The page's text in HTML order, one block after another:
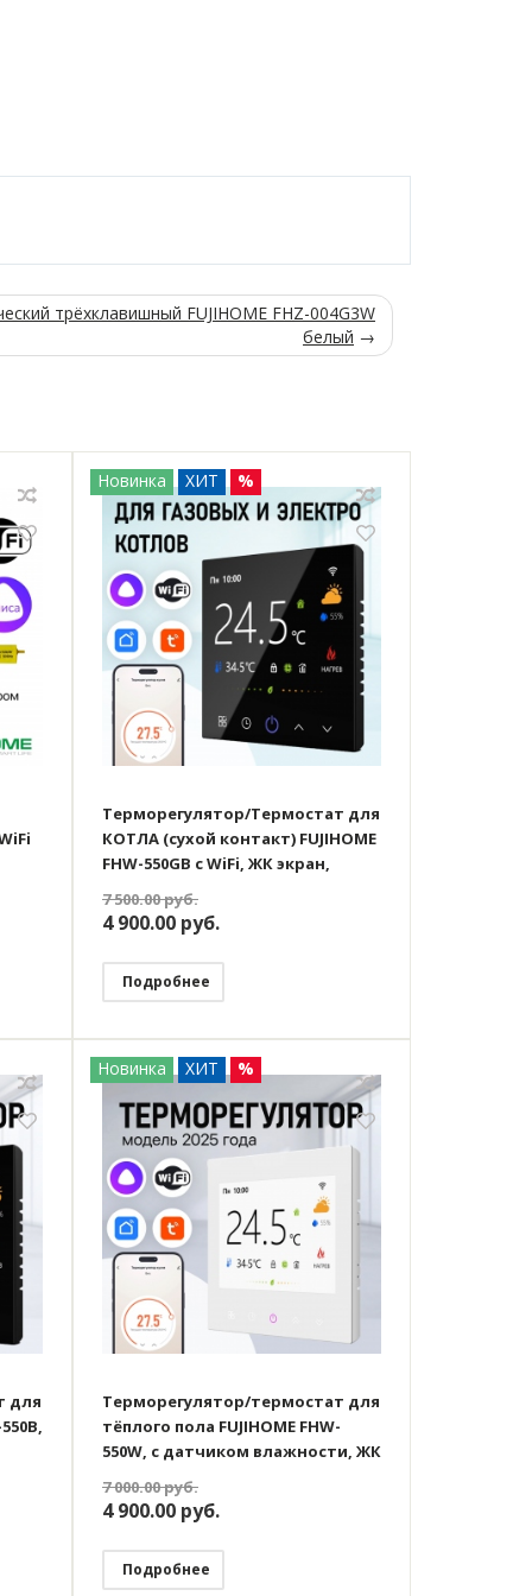
трёхклавишный FUJIHOME FHZ-004G3W
белый →
Новинка ХИТ %
Терморегулятор/Термостат для
КОТЛА (сухой контакт) FUJIHOME
FHW-550GB с WiFi, ЖК экран,
7 500.00руб.
4 900.00 руб.
Подробнее
для
Новинка ХИТ %
Терморегулятор/термостат для
тёплого пола FUJIHOME FHW-
550W, с датчиком влажности, ЖК
WiFi, работает с Яндекс Алисой
7 000.00руб.
4 900.00 руб.
Подробнее